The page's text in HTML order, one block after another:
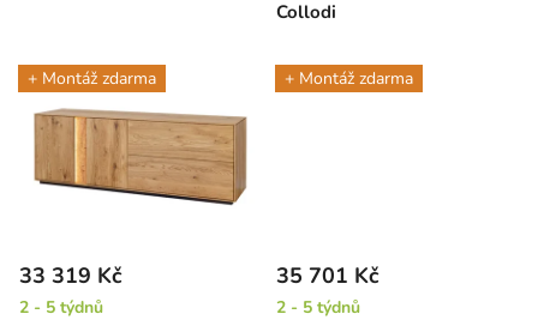
t
ů
Collodi
+ Montáž zdarma
33 319 Kč
2 - 5 týdnů
+ Montáž zdarma
35 701 Kč
2 - 5 týdnů